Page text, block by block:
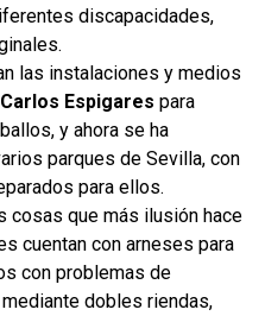
discapacidades,
las instalaciones y medios
Espigares para
y ahora se ha
parques de Sevilla, con
para ellos.
cosas que más ilusión hace
cuentan con arneses para
con problemas de
dobles riendas,